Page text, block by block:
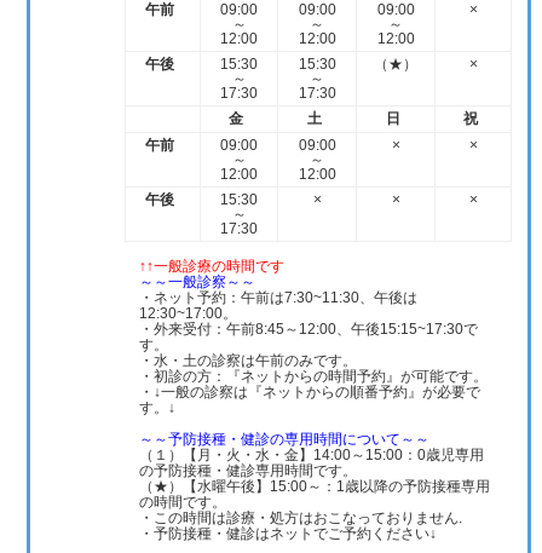
午前
09:00
～
12:00
09:00
～
12:00
09:00
～
12:00
×
午後
15:30
～
17:30
15:30
～
17:30
（★） ×
金 土 日
祝
午前
09:00
～
12:00
09:00
～
12:00
× ×
午後
15:30
～
17:30
× × ×
↑↑一般診療の時間です
～～一般診察～～
・ネット予約：午前は7:30~11:30、午後は
12:30~17:00。
・外来受付：午前8:45～12:00、午後15:15~17:30で
す。
・水・土の診察は午前のみです。
・初診の方：『ネットからの時間予約』が可能です。
・↓一般の診察は『ネットからの順番予約』が必要で
す。↓
～～予防接種・健診の専用時間について～～
（１）【月・火・水・金】14:00～15:00：0歳児専用
の予防接種・健診専用時間です。
（★）【水曜午後】15:00～：1歳以降の予防接種専用
の時間です。
・この時間は診療・処方はおこなっておりません.
・予防接種・健診はネットでご予約ください↓